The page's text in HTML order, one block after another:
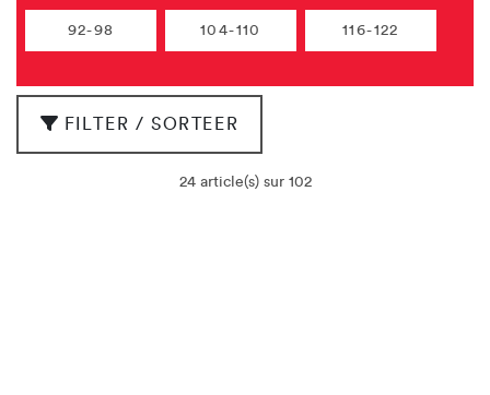
92-98 104-110 116-122
FILTER / SORTEER
24 article(s) sur 102